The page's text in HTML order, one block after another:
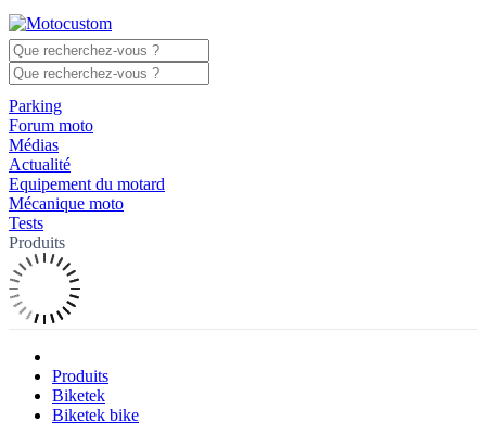
Parking
Forum moto
Médias
Actualité
Equipement du motard
Mécanique moto
Tests
Produits
Produits
Biketek
Biketek bike